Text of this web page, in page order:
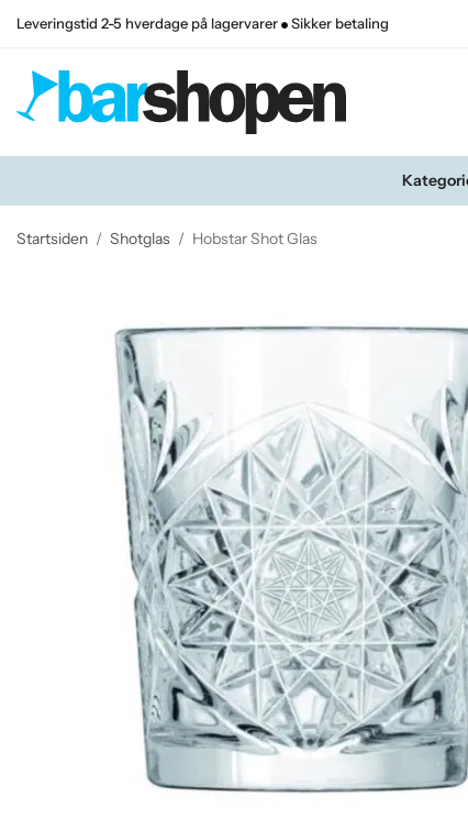
Leveringstid 2-5 hverdage på lagervarer Sikker betaling
Startsiden / Shotglas / Hobstar Shot Glas